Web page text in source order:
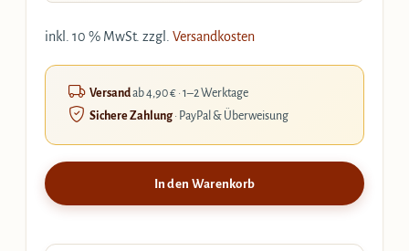
inkl. 10 % MwSt. zzgl. Versandkosten
Versandab 4,90 € · 1–2 Werktage
Sichere Zahlung· PayPal & Überweisung
In den Warenkorb